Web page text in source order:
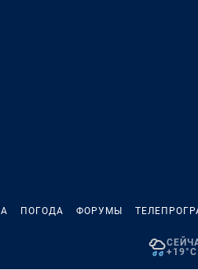
ПОГОДА ФОРУМЫ
+19°C